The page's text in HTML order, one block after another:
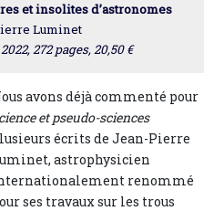
et insolites d’astronomes
Luminet
272 pages, 20,50 €
avons déjà commenté pour
et pseudo-sciences
écrits de Jean-Pierre
astrophysicien
renommé
ses travaux sur les trous